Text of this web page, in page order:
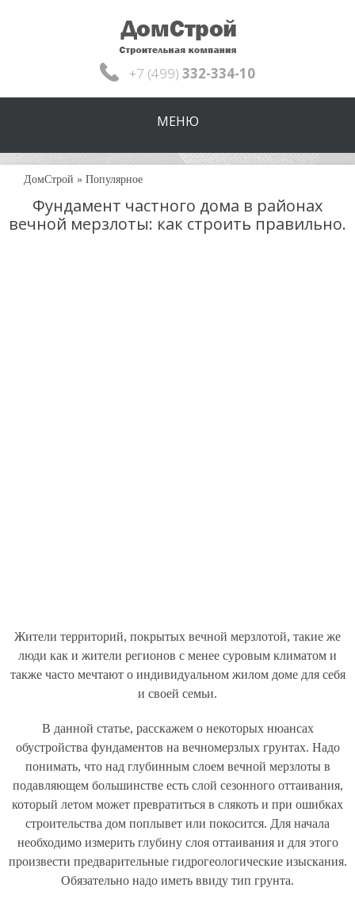
+7 (499) 332-334-10
МЕНЮ
ДомСтрой » Популярное
Фундамент частного дома в районах
вечной мерзлоты: как строить правильно.
Жители территорий, покрытых вечной мерзлотой, такие же
люди как и жители регионов с менее суровым климатом и
также часто мечтают о индивидуальном жилом доме для себя
и своей семьи.
В данной статье, расскажем о некоторых нюансах
обустройства фундаментов на вечномерзлых грунтах. Надо
понимать, что над глубинным слоем вечной мерзлоты в
подавляющем большинстве есть слой сезонного оттаивания,
который летом может превратиться в слякоть и при ошибках
строительства дом поплывет или покосится. Для начала
необходимо измерить глубину слоя оттаивания и для этого
произвести предварительные гидрогеологические изыскания.
Обязательно надо иметь ввиду тип грунта.